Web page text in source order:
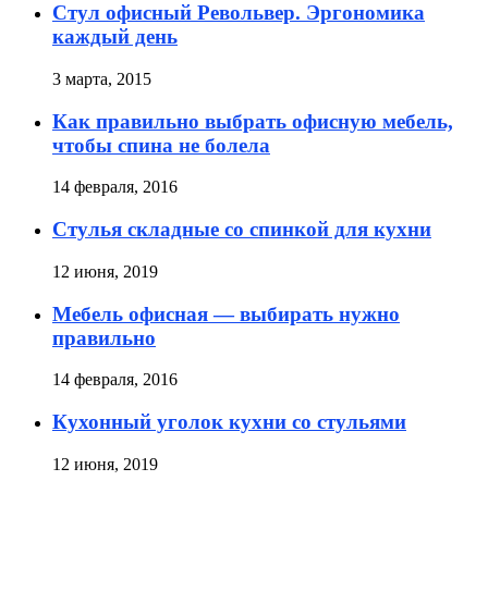
Стул офисный Револьвер. Эргономика
каждый день
3 марта, 2015
Как правильно выбрать офисную мебель,
чтобы спина не болела
14 февраля, 2016
Стулья складные со спинкой для кухни
12 июня, 2019
Мебель офисная — выбирать нужно
правильно
14 февраля, 2016
Кухонный уголок кухни со стульями
12 июня, 2019